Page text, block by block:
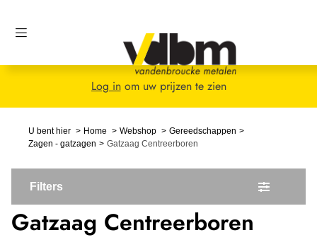
Log inom uw prijzen te zien
U bent hier Home Webshop
Gereedschappen
Zagen - gatzagen
Gatzaag Centreerboren
Filters
Gatzaag Centreerboren